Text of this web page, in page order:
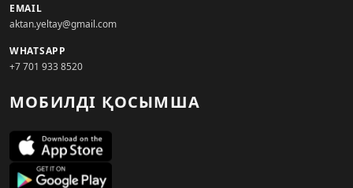
EMAIL
aktan.yeltay@gmail.com
WHATSAPP
+7 701 933 8520
МОБИЛДІ ҚОСЫМША